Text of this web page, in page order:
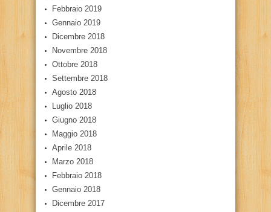
Febbraio 2019
Gennaio 2019
Dicembre 2018
Novembre 2018
Ottobre 2018
Settembre 2018
Agosto 2018
Luglio 2018
Giugno 2018
Maggio 2018
Aprile 2018
Marzo 2018
Febbraio 2018
Gennaio 2018
Dicembre 2017